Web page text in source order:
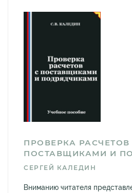
ПРОВЕРКА РАСЧЕТОВ
ПОСТАВЩИКАМИ И
СЕРГЕЙ КАЛЕДИН
Вниманию читателя